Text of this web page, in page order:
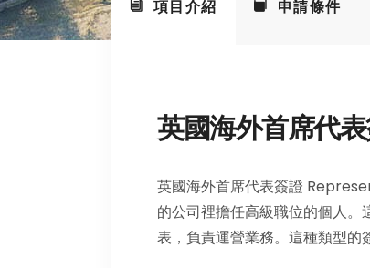
項目介紹 申請條件
英國海外首席代
英國海外首席代表簽證
的公司裡擔任高級職位的個人
表，負責運營業務。這種類型的